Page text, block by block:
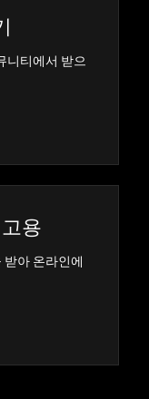
니티에서 받으
용
아 온라인에